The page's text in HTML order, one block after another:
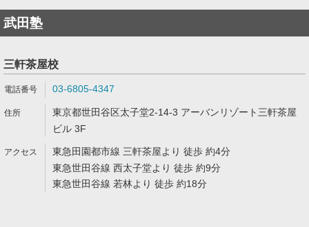
武田塾
三軒茶屋校
03-6805-4347
東京都世田谷区太子堂2-14-3 アーバンリゾート三軒茶屋
ビル 3F
東急田園都市線 三軒茶屋より 徒歩 約4分
東急世田谷線 西太子堂より 徒歩 約9分
東急世田谷線 若林より 徒歩 約18分